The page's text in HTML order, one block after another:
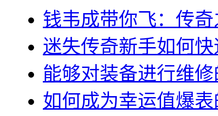
钱韦成带你飞：传
迷失传奇新手如何
能够对装备进行维
如何成为幸运值爆